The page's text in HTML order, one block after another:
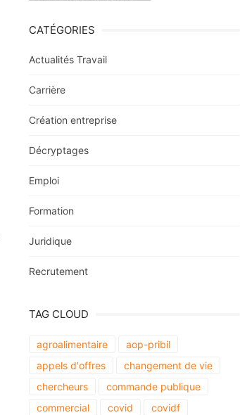
CATÉGORIES
Actualités Travail
Carrière
Création entreprise
Décryptages
Emploi
Formation
Juridique
Recrutement
TAG CLOUD
agroalimentaire
aop-pribil
appels d'offres
changement de vie
chercheurs
commande publique
commercial
covid
covidf